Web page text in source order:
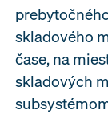
skladového
čase, na
skladových